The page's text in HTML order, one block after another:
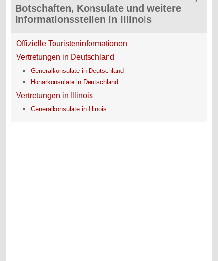
Botschaften, Konsulate und weitere
Informationsstellen in Illinois
Offizielle Touristeninformationen
Vertretungen in Deutschland
Generalkonsulate in Deutschland
Honarkonsulate in Deutschland
Vertretungen in Illinois
Generalkonsulate in Illinois